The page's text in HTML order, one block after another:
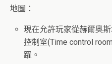
地圖：
現在允許玩家從赫爾奧
控制室(Time control
躍。